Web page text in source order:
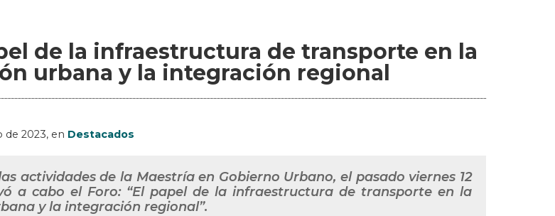
de la infraestructura de transporte en la
urbana y la integración regional
de 2023, en Destacados
actividades de la Maestría en Gobierno Urbano, el pasado viernes 12
a cabo el Foro: “El papel de la infraestructura de transporte en la
y la integración regional”.